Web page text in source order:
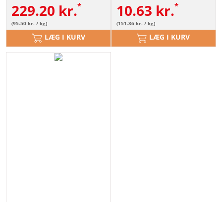
229.20 kr.
(95.50 kr. / kg)
LÆG I KURV
10.63 kr.
(151.86 kr. / kg)
LÆG I KURV